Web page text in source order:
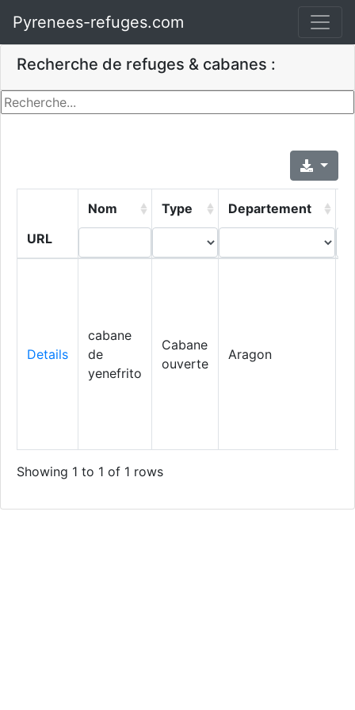
Pyrenees-refuges.com
Recherche de refuges & cabanes :
URL
Nom Type Departement
Details
cabane
de
yenefrito
Cabane
ouverte
Aragon
Showing 1 to 1 of 1 rows